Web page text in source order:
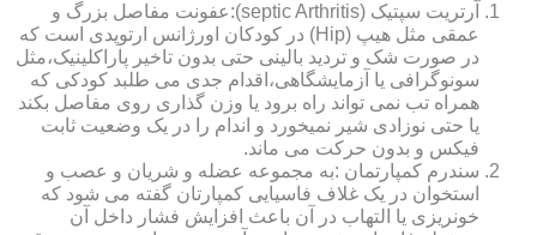
آرتریت سپتیک (septic Arthritis):عفونت مفاصل بزرگ و
عمقی مثل هیپ (Hip) در کودکان اورژانس ارتوپدی است که
در صورت شک و تردید بالینی حتی بدون تاخیر پاراکلینیک،مثل
سونوگرافی یا آزمایشگاهی،اقدام جدی می طلبد کودکی که
همراه تب نمی تواند راه برود یا وزن گذاری روی مفاصل بکند
یا حتی نوزادی شیر نمیخورد و اندام را در یک وضعیت ثابت
فیکس و بدون حرکت می ماند.
سندرم کمپارتمان :به مجموعه عضله و شریان و عصب و
استخوان در یک غلاف فاسیایی کمپارتان گفته می شود که
خونریزی یا التهاب در آن باعث افزایش فشار داخل آن